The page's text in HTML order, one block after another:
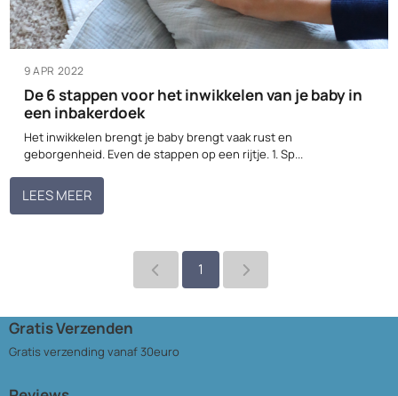
9 APR 2022
De 6 stappen voor het inwikkelen van je baby in
een inbakerdoek
Het inwikkelen brengt je baby brengt vaak rust en
geborgenheid. Even de stappen op een rijtje. 1. Sp...
LEES MEER
1
Gratis Verzenden
Gratis verzending vanaf 30euro